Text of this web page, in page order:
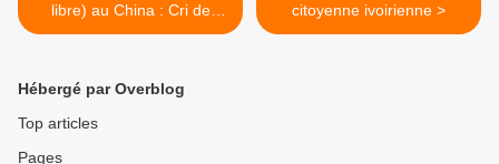
libre) au China : Cri de
femmes rend hommage à
citoyenne ivoirienne >
Hébergé par Overblog
Top articles
Pages